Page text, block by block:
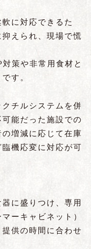
に対応できるた
えられ、現場で慌
策や非常用食材と
す。
チルシステムを併
能だった施設での
増減に応じて在庫
機応変に対応が可
に盛りつけ、専用
ーキャビネット）
供の時間に合わせ